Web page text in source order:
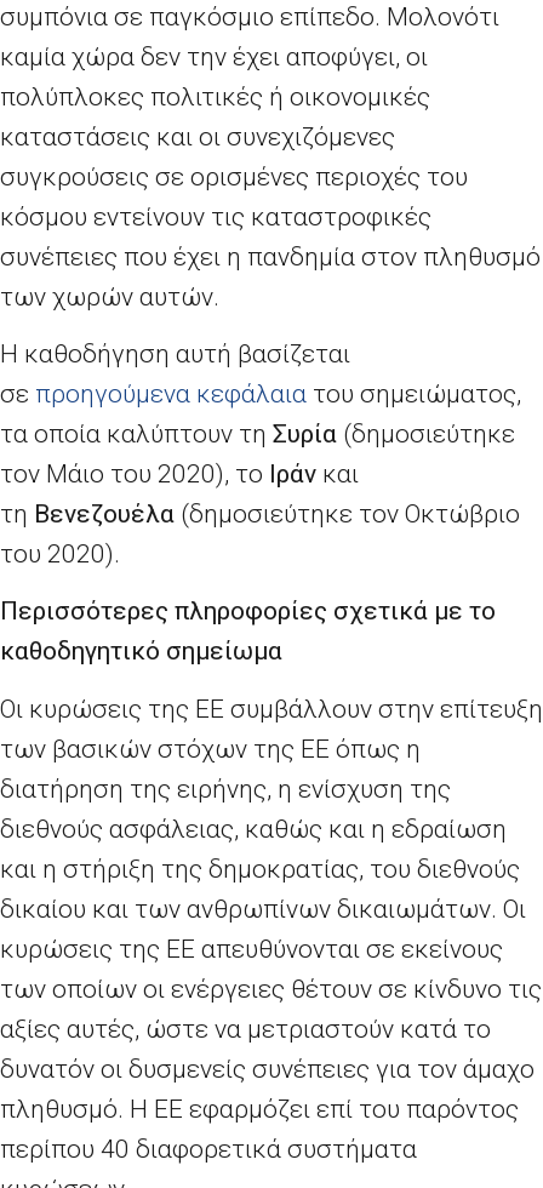
συμπόνια σε παγκόσμιο επίπεδο. Μολονότι
καμία χώρα δεν την έχει αποφύγει, οι
πολύπλοκες πολιτικές ή οικονομικές
καταστάσεις και οι συνεχιζόμενες
συγκρούσεις σε ορισμένες περιοχές του
κόσμου εντείνουν τις καταστροφικές
συνέπειες που έχει η πανδημία στον πληθυσμό
των χωρών αυτών.
Η καθοδήγηση αυτή βασίζεται
σε προηγούμενα κεφάλαια του σημειώματος,
τα οποία καλύπτουν τη Συρία (δημοσιεύτηκε
τον Μάιο του 2020), το Ιράν και
τη Βενεζουέλα (δημοσιεύτηκε τον Οκτώβριο
του 2020).
Περισσότερες πληροφορίες σχετικά με το
καθοδηγητικό σημείωμα
Οι κυρώσεις της ΕΕ συμβάλλουν στην επίτευξη
των βασικών στόχων της ΕΕ όπως η
διατήρηση της ειρήνης, η ενίσχυση της
διεθνούς ασφάλειας, καθώς και η εδραίωση
και η στήριξη της δημοκρατίας, του διεθνούς
δικαίου και των ανθρωπίνων δικαιωμάτων. Οι
κυρώσεις της ΕΕ απευθύνονται σε εκείνους
των οποίων οι ενέργειες θέτουν σε κίνδυνο τις
αξίες αυτές, ώστε να μετριαστούν κατά το
δυνατόν οι δυσμενείς συνέπειες για τον άμαχο
πληθυσμό. Η ΕΕ εφαρμόζει επί του παρόντος
περίπου 40 διαφορετικά συστήματα